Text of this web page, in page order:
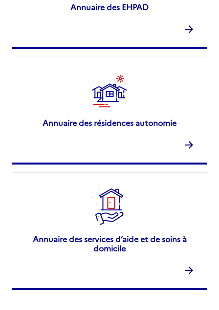
Annuaire des EHPAD
Annuaire des résidences autonomie
Annuaire des services d’aide et de soins à
domicile